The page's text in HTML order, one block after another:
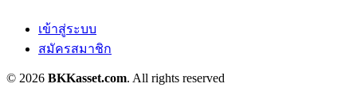
เข้าสู่ระบบ
สมัครสมาชิก
© 2026 BKKasset.com. All rights reserved